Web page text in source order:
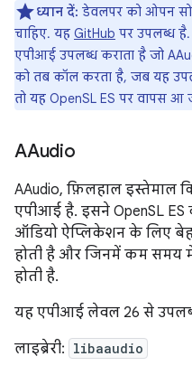
ध्यान दें: डेवलपर को ओपन
चाहिए. यह GitHub पर उपलब्ध
एपीआई उपलब्ध कराता है जो
को तब कॉल करता है, जब यह
तो यह OpenSL ES पर वापस आ
AAudio
AAudio, फ़िलहाल इस्तेमाल
एपीआई है. इसने OpenSL
ऑडियो ऐप्लिकेशन के लिए
होती है और जिनमें कम समय
होती है.
यह एपीआई लेवल 26 से
लाइब्रेरी: libaaudio